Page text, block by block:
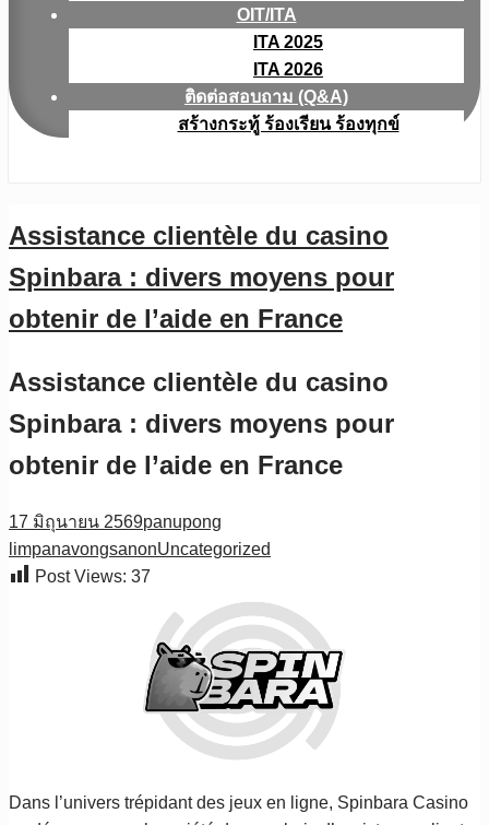
OIT/ITA
ITA 2025
ITA 2026
ติดต่อสอบถาม (Q&A)
สร้างกระทู้ ร้องเรียน ร้องทุกข์
Assistance clientèle du casino
Spinbara : divers moyens pour
obtenir de l’aide en France
Assistance clientèle du casino
Spinbara : divers moyens pour
obtenir de l’aide en France
17 มิถุนายน 2569panupong
limpanavongsanonUncategorized
Post Views: 37
Dans l’univers trépidant des jeux en ligne, Spinbara Casino